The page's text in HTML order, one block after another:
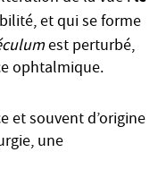
et qui se forme
est perturbé,
ophtalmique.
et souvent d’origine
une